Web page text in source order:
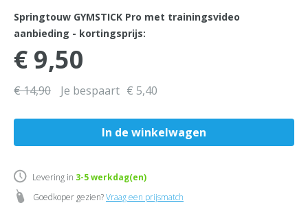
Springtouw GYMSTICK Pro met trainingsvideo
aanbieding - kortingsprijs:
€ 9,50
€ 14,90 Je bespaart € 5,40
Levering in 3-5werkdag(en)
Goedkoper gezien?Vraag een prijsmatch